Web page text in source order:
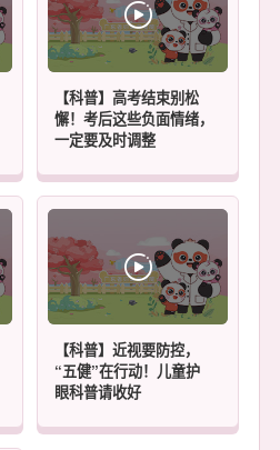
【科普】高考结束别松
懈！考后这些负面情绪，
一定要及时调整
【科普】近视要防控，
“五健”在行动！儿童护
眼科普请收好